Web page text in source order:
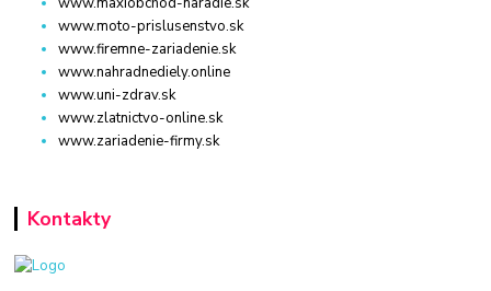
www.moto-prislusenstvo.sk
www.firemne-zariadenie.sk
www.nahradnediely.online
www.uni-zdrav.sk
www.zlatnictvo-online.sk
www.zariadenie-firmy.sk
Kontakty